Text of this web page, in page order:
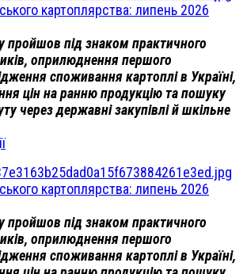
картоплярства: липень 2026
пройшов під знаком практичного
оприлюднення першого
споживання картоплі в Україні,
цін на ранню продукцію та пошуку
через державні закупівлі й шкільне
картоплярства: липень 2026
пройшов під знаком практичного
оприлюднення першого
споживання картоплі в Україні,